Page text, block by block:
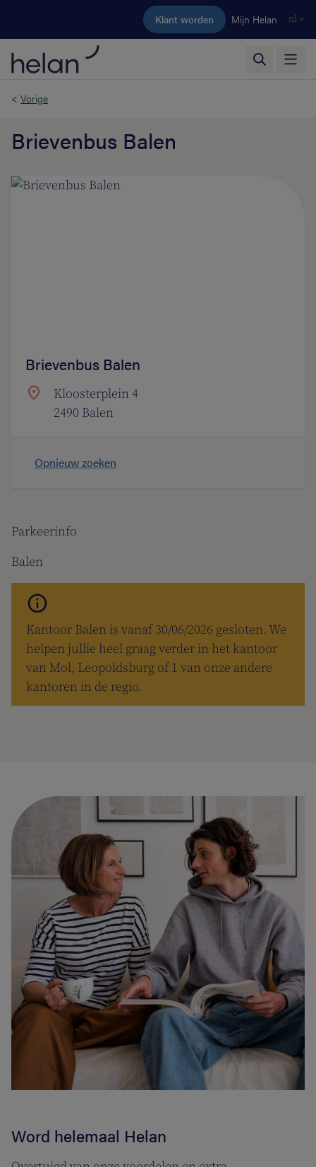
Ga naar de hoofdinhoud
Klant worden Mijn Helan nl
< Vorige
Brievenbus Balen
Parkeerinfo
Balen
Kantoor Balen is vanaf 30/06/2026 gesloten. We
helpen jullie heel graag verder in het kantoor
van Mol, Leopoldsburg of 1 van onze andere
kantoren in de regio.
Brievenbus Balen
Kloosterplein 4
2490 Balen
Opnieuw zoeken
Word helemaal Helan